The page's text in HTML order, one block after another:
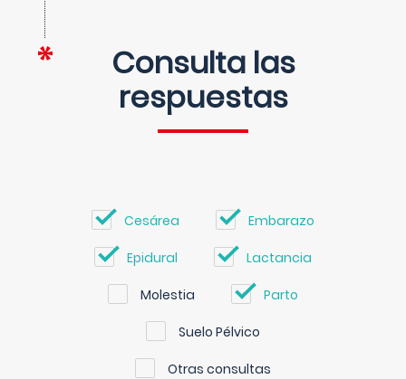
Consulta las
respuestas
Cesárea Embarazo
Epidural Lactancia
Molestia Parto
Suelo Pélvico
Otras consultas